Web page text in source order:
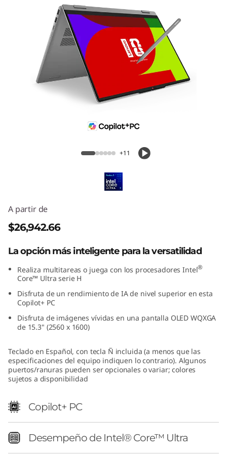
+11
A partir de
$26,942.66
La opción más inteligente para la versatilidad
Realiza multitareas o juega con los procesadores Intel®
Core™ Ultra serie H
Disfruta de un rendimiento de IA de nivel superior en esta
Copilot+ PC
Disfruta de imágenes vívidas en una pantalla OLED WQXGA
de 15.3" (2560 x 1600)
Teclado en Español, con tecla Ñ incluida (a menos que las
especificaciones del equipo indiquen lo contrario). Algunos
puertos/ranuras pueden ser opcionales o variar; colores
sujetos a disponibilidad
Copilot+ PC
Desempeño de Intel® Core™ Ultra